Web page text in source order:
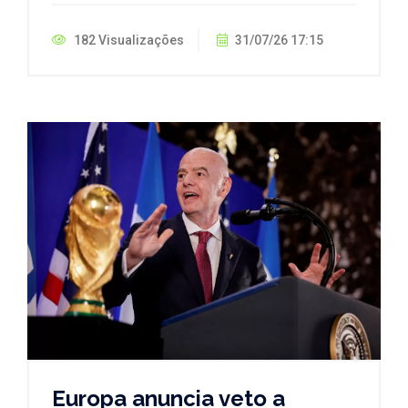
182 Visualizações 31/07/26 17:15
Europa anuncia veto a